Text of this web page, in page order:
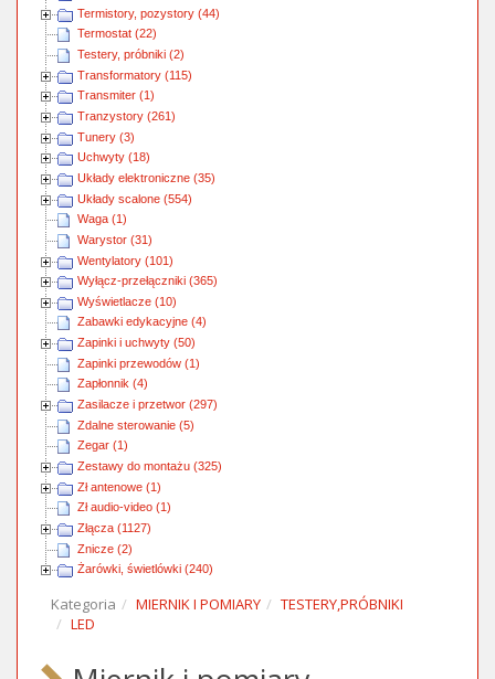
Termistory, pozystory (44)
Termostat (22)
Testery, próbniki (2)
Transformatory (115)
Transmiter (1)
Tranzystory (261)
Tunery (3)
Uchwyty (18)
Układy elektroniczne (35)
Układy scalone (554)
Waga (1)
Warystor (31)
Wentylatory (101)
Wyłącz-przełączniki (365)
Wyświetlacze (10)
Zabawki edykacyjne (4)
Zapinki i uchwyty (50)
Zapinki przewodów (1)
Zapłonnik (4)
Zasilacze i przetwor (297)
Zdalne sterowanie (5)
Zegar (1)
Zestawy do montażu (325)
Zł antenowe (1)
Zł audio-video (1)
Złącza (1127)
Znicze (2)
Żarówki, świetlówki (240)
Kategoria MIERNIK I POMIARY
TESTERY,PRÓBNIKI
LED